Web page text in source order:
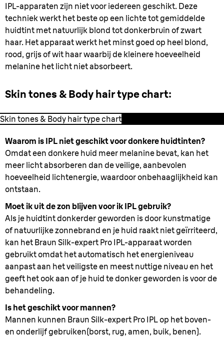
IPL-apparaten zijn niet voor iedereen geschikt. Deze
techniek werkt het beste op een lichte tot gemiddelde
huidtint met natuurlijk blond tot donkerbruin of zwart
haar. Het apparaat werkt het minst goed op heel blond,
rood, grijs of wit haar waarbij de kleinere hoeveelheid
melanine het licht niet absorbeert.
Skin tones & Body hair type chart:
Skin tones & Body hair type chart
Waarom is IPL niet geschikt voor donkere huidtinten?
Omdat een donkere huid meer melanine bevat, kan het
meer licht absorberen dan de veilige, aanbevolen
hoeveelheid lichtenergie, waardoor onbehaaglijkheid kan
ontstaan.
Moet ik uit de zon blijven voor ik IPL gebruik?
Als je huidtint donkerder geworden is door kunstmatige
of natuurlijke zonnebrand en je huid raakt niet geïrriteerd,
kan het Braun Silk-expert Pro IPL-apparaat worden
gebruikt omdat het automatisch het energieniveau
aanpast aan het veiligste en meest nuttige niveau en het
geeft het ook aan of je huid te donker geworden is voor de
behandeling.
Is het geschikt voor mannen?
Mannen kunnen Braun Silk-expert Pro IPL op het boven-
en onderlijf gebruiken(borst, rug, amen, buik, benen).